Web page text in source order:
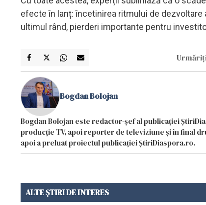
efecte în lanț: încetinirea ritmului de dezvoltare
ultimul rând, pierderi importante pentru
Bogdan Bolojan
Bogdan Bolojan este redactor-șef al publicației
producție TV, apoi reporter de televiziune și în final
apoi a preluat proiectul publicației ȘtiriDiaspora.ro.
ALTE ȘTIRI DE INTERES